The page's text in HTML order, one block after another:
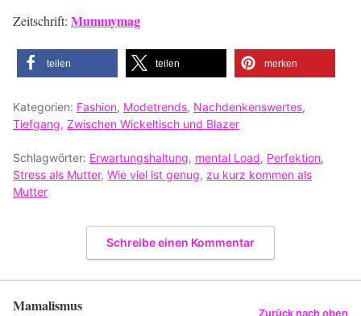
Zeitschrift: Mummymag
teilen teilen merken
Kategorien: Fashion, Modetrends, Nachdenkenswertes,
Tiefgang, Zwischen Wickeltisch und Blazer
Schlagwörter: Erwartungshaltung, mental Load, Perfektion,
Stress als Mutter, Wie viel ist genug, zu kurz kommen als
Mutter
Schreibe einen Kommentar
Mamalismus Zurück nach oben